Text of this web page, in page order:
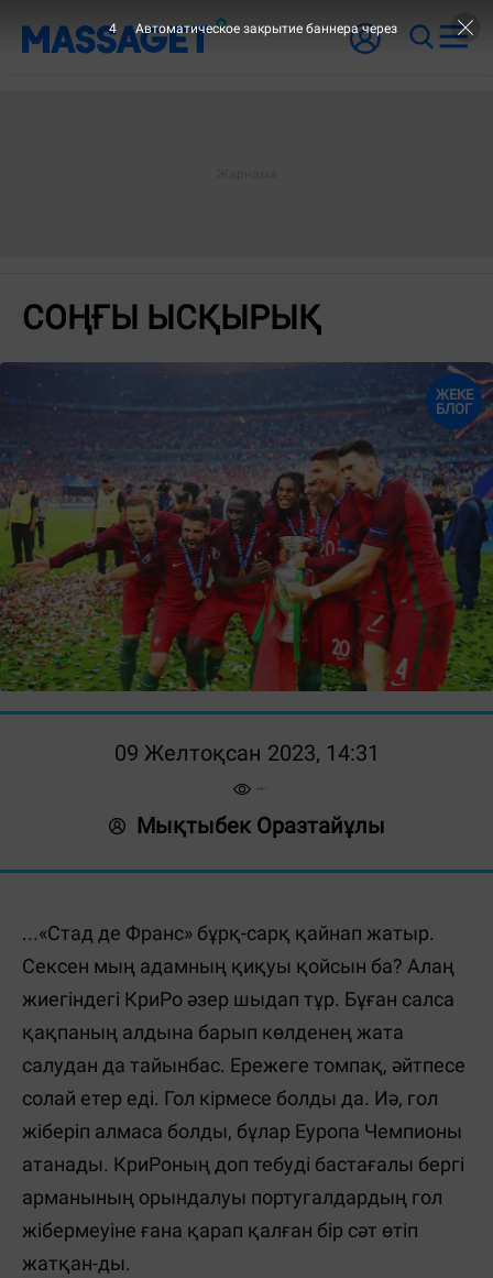
СОҢҒЫ ЫСҚЫРЫҚ
ЖЕКЕ
БЛОГ
09 Желтоқсан 2023, 14:31
Мықтыбек Оразтайұлы
...«Стад де Франс» бұрқ-сарқ қайнап жатыр.
Сексен мың адамның қиқуы қойсын ба? Алаң
жиегіндегі КриРо әзер шыдап тұр. Бұған салса
қақпаның алдына барып көлденең жата
салудан да тайынбас. Ережеге томпақ, әйтпесе
солай етер еді. Гол кірмесе болды да. Иә, гол
жіберіп алмаса болды, бұлар Еуропа Чемпионы
атанады. КриРоның доп тебуді бастағалы бергі
арманының орындалуы португалдардың гол
жібермеуіне ғана қарап қалған бір сәт өтіп
жатқан-ды.
4 Автоматическое закрытие баннера через